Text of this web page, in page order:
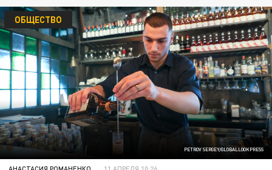
PETROV SERGEY/GLOBALLOOKPRESS
ОБЩЕСТВО
АНАСТАСИЯ РОМАНЕНКО 11 АПРЕЛЯ 10:26